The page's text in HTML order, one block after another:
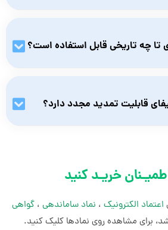
تا چه تاریخی قابل استفاده است؟
اسپاتیفای نسبت به فعال‌سازی آن اقدام
قابلیت تمدید مجدد دارد؟
خریـد کنید
اعتماد الکترونیک ، نماد ساماندهی ، گواهی
برای مشاهده روی نمادها کلیک کنید.